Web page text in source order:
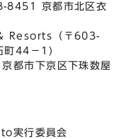
8451 京都市北区⾐
Resorts（〒603-
町44−1)
都市下京区下珠数屋
実行委員会